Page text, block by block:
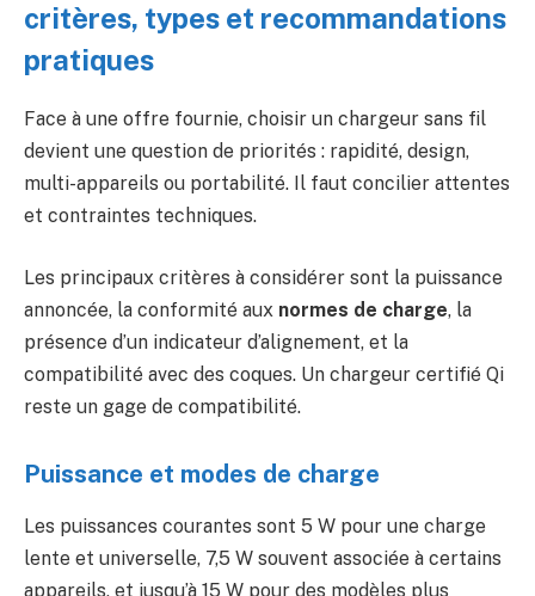
critères, types et recommandations
pratiques
Face à une offre fournie, choisir un chargeur sans fil
devient une question de priorités : rapidité, design,
multi-appareils ou portabilité. Il faut concilier attentes
et contraintes techniques.
Les principaux critères à considérer sont la puissance
annoncée, la conformité aux normes de charge, la
présence d’un indicateur d’alignement, et la
compatibilité avec des coques. Un chargeur certifié Qi
reste un gage de compatibilité.
Puissance et modes de charge
Les puissances courantes sont 5 W pour une charge
lente et universelle, 7,5 W souvent associée à certains
appareils, et jusqu’à 15 W pour des modèles plus